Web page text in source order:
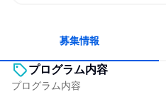
募集情報
プログラム内容
プログラム内容